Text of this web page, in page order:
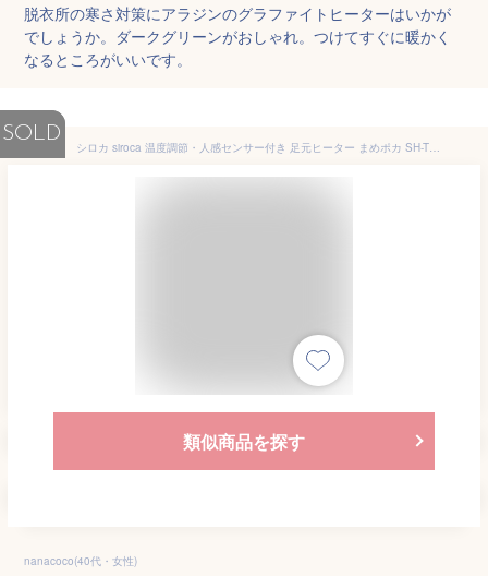
脱衣所の寒さ対策にアラジンのグラファイトヒーターはいかが
でしょうか。ダークグリーンがおしゃれ。つけてすぐに暖かく
なるところがいいです。
SOLD
シロカ siroca 温度調節・人感センサー付き 足元ヒーター まめポカ SH-T132
類似商品を探す
nanacoco(40代・女性)